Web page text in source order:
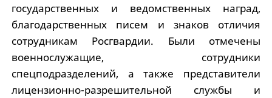
государственных и ведомственных наград,
благодарственных писем и знаков отличия
сотрудникам Росгвардии. Были отмечены
военнослужащие, сотрудники
спецподразделений, а также представители
лицензионно-разрешительной службы и